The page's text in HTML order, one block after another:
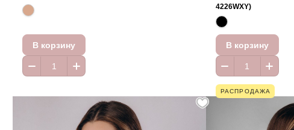
В корзину
4226WXY)
В корзину
РАСПРОДАЖА